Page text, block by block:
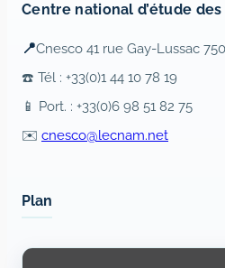
Centre national d’étude
📍Cnesco 41 rue Gay-Lussac
☎️ Tél : +33(0)1 44 10 78 19
📱 Port. : +33(0)6 98 51 82 75
✉️ cnesco@lecnam.net
Plan
Display